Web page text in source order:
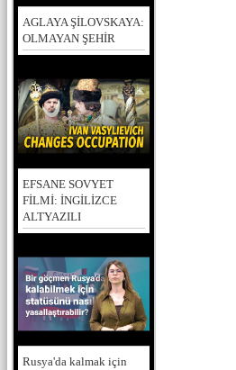
AGLAYA ŞİLOVSKAYA:
OLMAYAN ŞEHİR
EFSANE SOVYET
FİLMİ: İNGİLİZCE
ALTYAZILI
Rusya'da kalmak için